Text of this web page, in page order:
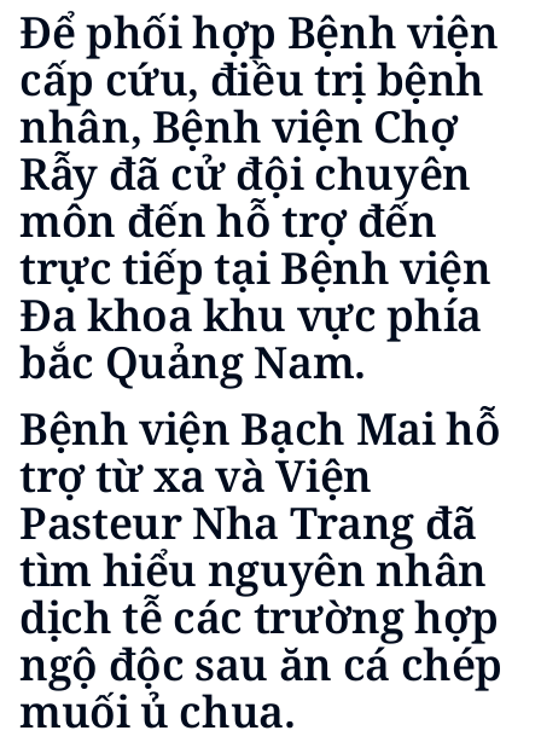
Media Chính trị
Media Kinh tế
Media Văn hóa
Media Xã hội
Media Pháp luật
Media Du lịch
Media Thế giới
Media Thể thao
Media Giáo dục
Media Y tế
Media Khoa học - Công nghệ
Media Môi trường
Ảnh
Infographic
Để phối hợp Bệnh viện
cấp cứu, điều trị bệnh
nhân, Bệnh viện Chợ
Rẫy đã cử đội chuyên
môn đến hỗ trợ đến
trực tiếp tại Bệnh viện
Đa khoa khu vực phía
bắc Quảng Nam.
Bệnh viện Bạch Mai hỗ
trợ từ xa và Viện
Pasteur Nha Trang đã
tìm hiểu nguyên nhân
dịch tễ các trường hợp
ngộ độc sau ăn cá chép
muối ủ chua.